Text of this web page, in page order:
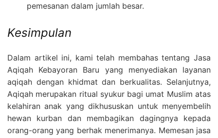
pemesanan dalam jumlah besar.
Kesimpulan
Dalam artikel ini, kami telah membahas tentang Jasa
Aqiqah Kebayoran Baru yang menyediakan layanan
aqiqah dengan khidmat dan berkualitas. Selanjutnya,
Aqiqah merupakan ritual syukur bagi umat Muslim atas
kelahiran anak yang dikhususkan untuk menyembelih
hewan kurban dan membagikan dagingnya kepada
orang-orang yang berhak menerimanya. Memesan jasa